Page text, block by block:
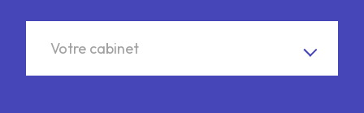
Votre cabinet